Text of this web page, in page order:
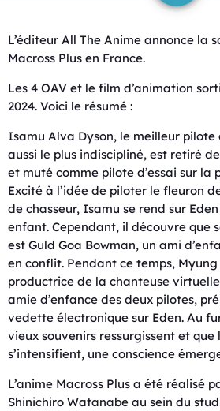
L’éditeur All The Anime annonce la
Macross Plus en France.
Les 4 OAV et le film d’animation
2024. Voici le résumé :
Isamu Alva Dyson, le meilleur pilote
aussi le plus indiscipliné, est retiré
et muté comme pilote d’essai sur la
Excité à l’idée de piloter le fleuron
de chasseur, Isamu se rend sur
enfant. Cependant, il découvre que
est Guld Goa Bowman, un ami
en conflit. Pendant ce temps,
productrice de la chanteuse
amie d’enfance des deux pilotes,
vedette électronique sur Eden. Au
vieux souvenirs ressurgissent et
s’intensifient, une conscience
L’anime Macross Plus a été réalisé
Shinichiro Watanabe au sein du